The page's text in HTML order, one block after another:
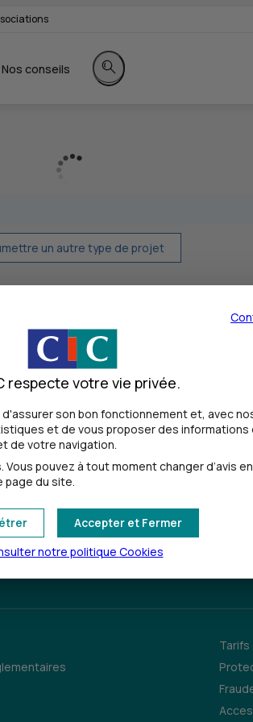
Nos conseils
Rechercher sur le site
un autre type de projet
nécessite votre consentement préalable. Ce
des produits ou des services afférents ou
afin de vous accompagner et répondre à votre demande
d’un traitement informatisé. Ces informations sont
et d’opposition, sur les données personnelles qui
l’un de ces droits, vous pouvez écrire à l’adresse
respecte votre vie privée.
son bon fonctionnement et, avec
et de vous proposer des informations
de votre navigation.
pouvez à tout moment changer d’avis
page du site.
Accepter et Fermer
notre politique Cookies